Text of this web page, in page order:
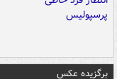
برگزیده عکس